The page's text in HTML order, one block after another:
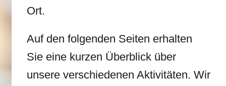
Ort.
Auf den folgenden Seiten erhalten
Sie eine kurzen Überblick über
unsere verschiedenen Aktivitäten. Wir